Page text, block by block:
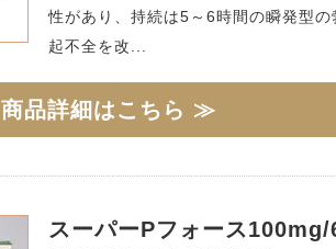
性があり、持続は5～6時間の瞬発型の
起不全を改...
商品詳細はこちら ≫
スーパーPフォース100mg/